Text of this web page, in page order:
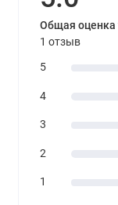
Общая оценка
1 отзыв
5
4
3
2
1